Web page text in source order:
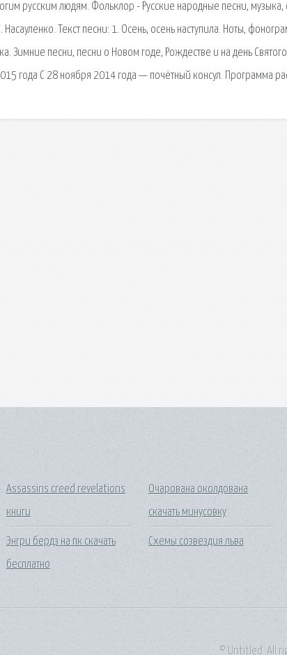
русским людям. Фольклор - Русские народные песни, музыка,
Насауленко. Текст песни: 1. Осень, осень наступила. Ноты,
Зимние песни, песни о Новом годе, Рождестве и на день
года С 28 ноября 2014 года — почётный консул. Программа
Assassins creed revelations
книги
Энгри бердз на пк скачать
бесплатно
Очарована околдована
скачать минусовку
Схемы созвездия льва
© Untitled. All